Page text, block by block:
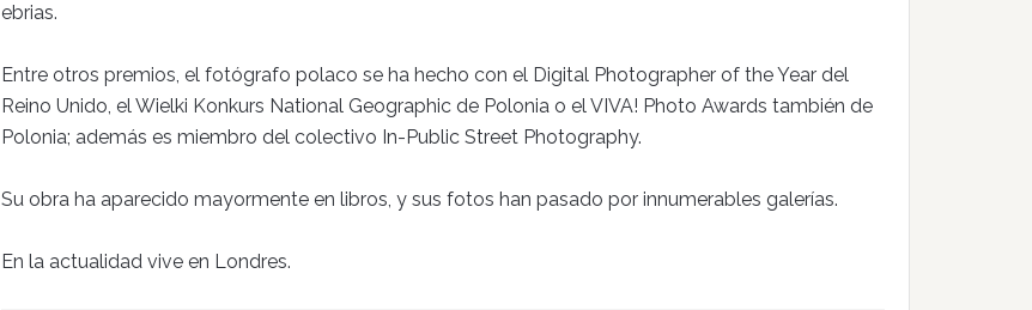
ebrias.
Entre otros premios, el fotógrafo polaco se ha hecho con el Digital Photographer of the Year del
Reino Unido, el Wielki Konkurs National Geographic de Polonia o el VIVA! Photo Awards también de
Polonia; además es miembro del colectivo In-Public Street Photography.
Su obra ha aparecido mayormente en libros, y sus fotos han pasado por innumerables galerías.
En la actualidad vive en Londres.